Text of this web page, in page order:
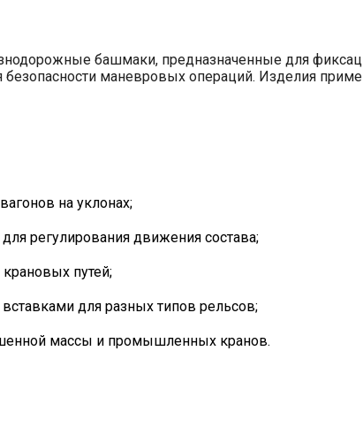
башмаки, предназначенные для
безопасности маневровых операций. Изделия
на уклонах;
регулирования движения состава;
путей;
для разных типов рельсов;
массы и промышленных кранов.